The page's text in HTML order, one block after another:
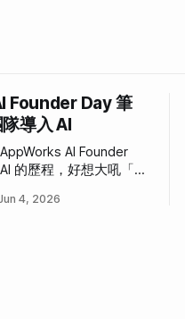
Founder Day 筆
導入 AI
AI Founder
的歷程，好想大吼「我
4, 2026